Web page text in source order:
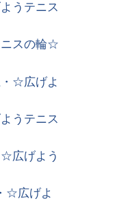
うテニス
ニスの輪☆
☆広げよ
うテニス
広げよう
☆広げよ